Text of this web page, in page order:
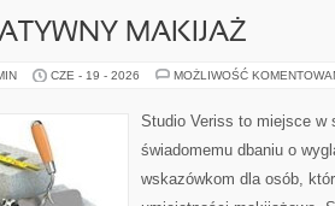
MAKIJAŻ
CZE - 19 - 2026 MOŻLIWOŚĆ
Studio Veriss to miejsce w
świadomemu dbaniu o
wskazówkom dla osób,